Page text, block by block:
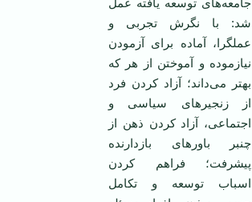
جامعه‌های توسعه يافته عمل
شد: با نگرش تجربی و
عملگرا، آماده برای آزمودن
نيازموده و آموختن از هر که
بهتر می‌داند؛ آزاد کردن فرد
از زنجيرهای سياسی و
اجتماعی، آزاد کردن ذهن از
چنبر باورهای بازدارنده
پيشرفت؛ فراهم کردن
اسباب توسعه و تکامل